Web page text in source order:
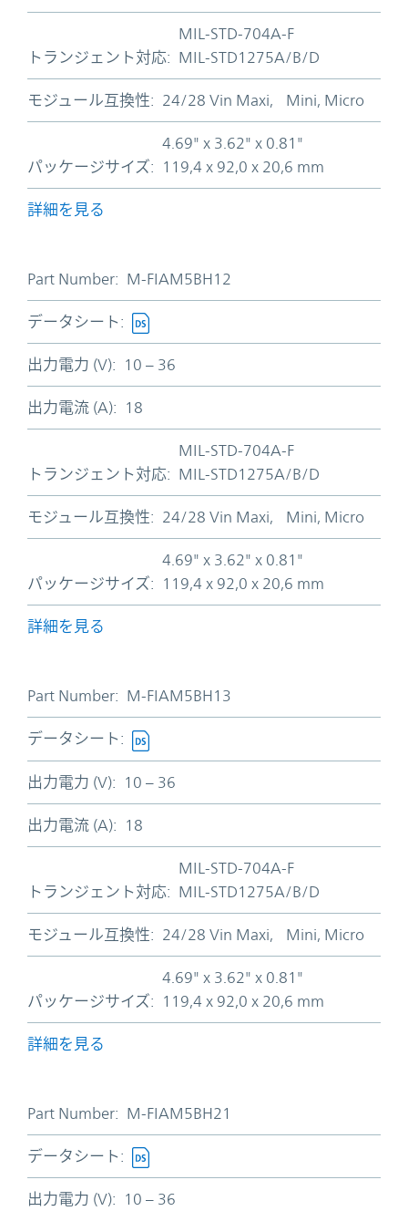
トランジェント対応:
MIL-STD-704A-F
MIL-STD1275A/B/D
モジュール互換性: 24/28 Vin Maxi, Mini, Micro
パッケージサイズ:
4.69" x 3.62" x 0.81"
119,4 x 92,0 x 20,6 mm
詳細を見る
Part Number: M-FIAM5BH12
データシート:
出力電力 (V): 10 – 36
出力電流 (A): 18
トランジェント対応:
MIL-STD-704A-F
MIL-STD1275A/B/D
モジュール互換性: 24/28 Vin Maxi, Mini, Micro
パッケージサイズ:
4.69" x 3.62" x 0.81"
119,4 x 92,0 x 20,6 mm
詳細を見る
Part Number: M-FIAM5BH13
データシート:
出力電力 (V): 10 – 36
出力電流 (A): 18
トランジェント対応:
MIL-STD-704A-F
MIL-STD1275A/B/D
モジュール互換性: 24/28 Vin Maxi, Mini, Micro
パッケージサイズ:
4.69" x 3.62" x 0.81"
119,4 x 92,0 x 20,6 mm
詳細を見る
Part Number: M-FIAM5BH21
データシート:
出力電力 (V): 10 – 36